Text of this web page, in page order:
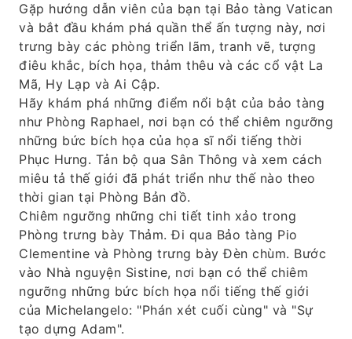
Gặp hướng dẫn viên của bạn tại Bảo tàng Vatican
và bắt đầu khám phá quần thể ấn tượng này, nơi
trưng bày các phòng triển lãm, tranh vẽ, tượng
điêu khắc, bích họa, thảm thêu và các cổ vật La
Mã, Hy Lạp và Ai Cập.
Hãy khám phá những điểm nổi bật của bảo tàng
như Phòng Raphael, nơi bạn có thể chiêm ngưỡng
những bức bích họa của họa sĩ nổi tiếng thời
Phục Hưng. Tản bộ qua Sân Thông và xem cách
miêu tả thế giới đã phát triển như thế nào theo
thời gian tại Phòng Bản đồ.
Chiêm ngưỡng những chi tiết tinh xảo trong
Phòng trưng bày Thảm. Đi qua Bảo tàng Pio
Clementine và Phòng trưng bày Đèn chùm. Bước
vào Nhà nguyện Sistine, nơi bạn có thể chiêm
ngưỡng những bức bích họa nổi tiếng thế giới
của Michelangelo: "Phán xét cuối cùng" và "Sự
tạo dựng Adam".